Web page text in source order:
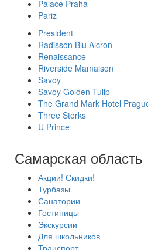
Palace Praha
Pariz
President
Radisson Blu Alcron
Renaissance
Riverside Mamaison
Savoy
Savoy Golden Tulip
The Grand Mark Hotel
Three Storks
U Prince
Самарская область
Акции! Скидки!
Турбазы
Санатории
Гостиницы
Экскурсии
Для школьников
Транспорт